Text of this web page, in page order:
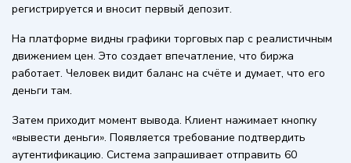
регистрируется и вносит первый депозит.
На платформе видны графики торговых пар с реалистичным
движением цен. Это создает впечатление, что биржа
работает. Человек видит баланс на счёте и думает, что его
деньги там.
Затем приходит момент вывода. Клиент нажимает кнопку
«вывести деньги». Появляется требование подтвердить
аутентификацию. Система запрашивает отправить 60